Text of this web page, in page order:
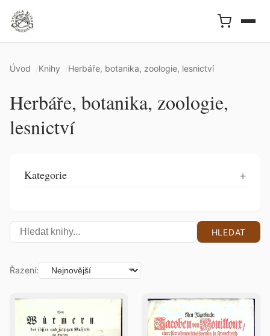
Úvod Knihy Herbáře, botanika, zoologie, lesnictví
Herbáře, botanika, zoologie,
lesnictví
Kategorie
HLEDAT
Řazení: